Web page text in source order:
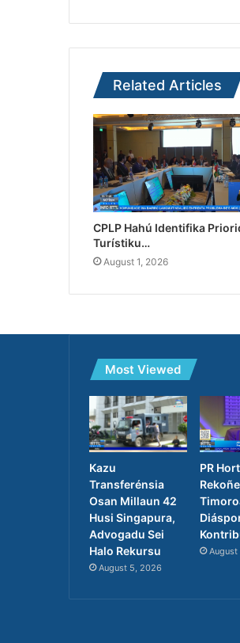
Related Articles
CPLP Hahú Identifika
Turístiku…
August 1, 2026
Most Viewed
Kazu
Transferénsia
Osan Millaun 42
Husi Singapura,
Advogadu Sei
Halo Rekursu
August 5, 2026
PR